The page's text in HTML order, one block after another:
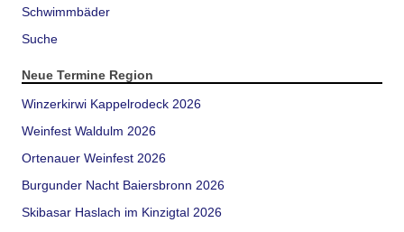
Schwimmbäder
Suche
Neue Termine Region
Winzerkirwi Kappelrodeck 2026
Weinfest Waldulm 2026
Ortenauer Weinfest 2026
Burgunder Nacht Baiersbronn 2026
Skibasar Haslach im Kinzigtal 2026